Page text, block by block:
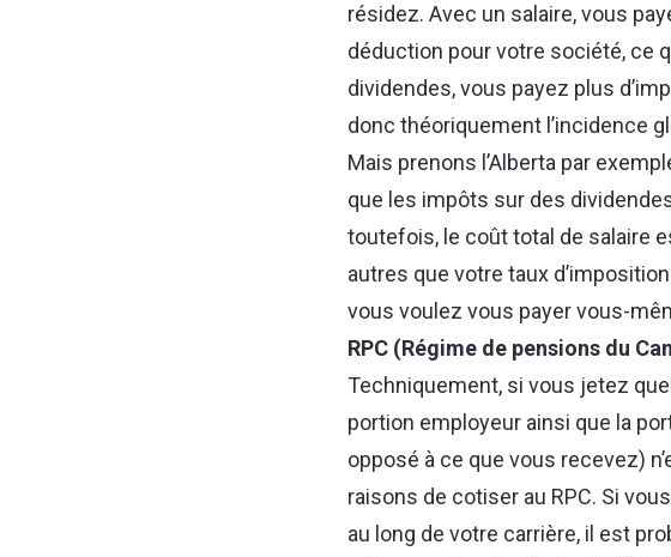
résidez. Avec un salaire, vous
déduction pour votre société, ce
dividendes, vous payez plus
donc théoriquement l’incidence
Mais prenons l’Alberta par
que les impôts sur des
toutefois, le coût total de salaire
autres que votre taux
vous voulez vous payer vous-
RPC (Régime de pensions du
Techniquement, si vous jetez
portion employeur ainsi que la
opposé à ce que vous recevez)
raisons de cotiser au RPC. Si
au long de votre carrière, il est